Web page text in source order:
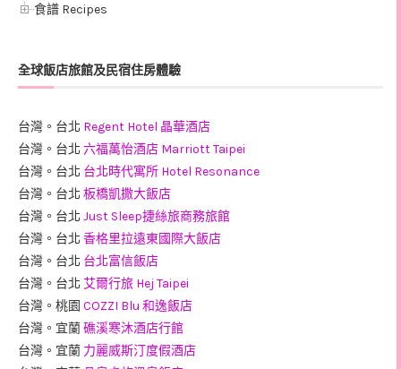
食譜 Recipes
全球飯店旅館及民宿住房體驗
台灣。台北 Regent Hotel 晶華酒店
台灣。台北 六福萬怡酒店 Marriott Taipei
台灣。台北 台北時代寓所 Hotel Resonance
台灣。台北 板橋凱撒大飯店
台灣。台北 Just Sleep捷絲旅商務旅館
台灣。台北 香格里拉遠東國際大飯店
台灣。台北 台北富信飯店
台灣。台北 艾爾行旅 Hej Taipei
台灣。桃園 COZZI Blu 和逸飯店
台灣。宜蘭礁溪寒沐酒店行館
台灣。宜蘭 力麗威斯汀度假酒店